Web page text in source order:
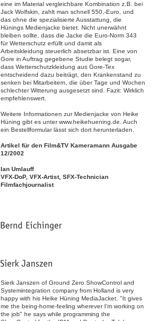
eine im Material vergleichbare Kombination z.B. bei
Jack Wolfskin, zahlt man schnell 550,-Euro, und
das ohne die spezialisierte Ausstattung, die
Hünings Medienjacke bietet. Nicht unerwähnt
bleiben sollte, dass die Jacke die Euro-Norm 343
für Wetterschutz erfüllt und damit als
Arbeitskleidung steuerlich absetzbar ist. Eine von
Gore in Auftrag gegebene Studie belegt sogar,
dass Wetterschutzkleidung aus Gore-Tex
entscheidend dazu beiträgt, den Krankenstand zu
senken bei Mitarbeitern, die über Tage und Wochen
schlechter Witterung ausgesetzt sind. Fazit: Wirklich
empfehlenswert.
Weitere Informationen zur Medienjacke von Heike
Hüning gibt es unter www.heikehuening.de. Auch
ein Bestellformular lässt sich dort herunterladen.
Artikel für den Film&TV Kameramann Ausgabe
12/2002
Ian Umlauff
VFX-DoP, VFX-Artist, SFX-Technician
Filmfachjournalist
Sierk Janszen of Ground Zero ShowControl and
Systemintegration company from Holland is very
happy with his Heike Hüning MediaJacket. "It gives
me the being-home-feeling wherever I'm working on
the job" he says while programming the